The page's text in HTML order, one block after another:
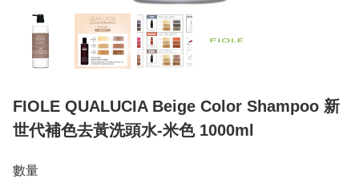
FIOLE QUALUCIA Beige Color Shampoo 新
世代補色去黃洗頭水-米色 1000ml
數量